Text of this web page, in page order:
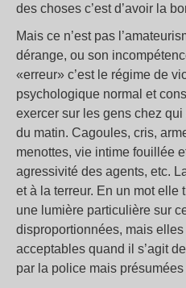
des choses c’est d’avoir la
Mais ce n’est pas
dérange, ou son
«erreur» c’est le régime de
psychologique normal et
exercer sur les gens chez
du matin. Cagoules, cris,
menottes, vie intime fouillée
agressivité des agents, etc.
et à la terreur. En un mot elle
une lumière particulière sur
disproportionnées, mais elles
acceptables quand il s’agit
par la police mais